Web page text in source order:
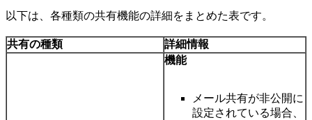
以下は、各種類の共有機能の詳細をまとめた表です。
共有の種類 詳細情報
機能
メール共有が非公開に
設定されている場合、